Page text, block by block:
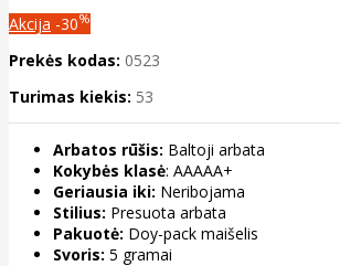
Akcija -30%
Prekės kodas: 0523
Turimas kiekis: 53
Arbatos rūšis: Baltoji arbata
Kokybės klasė: AAAAA+
Geriausia iki: Neribojama
Stilius: Presuota arbata
Pakuotė: Doy-pack maišelis
Svoris: 5 gramai